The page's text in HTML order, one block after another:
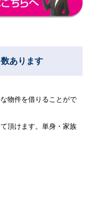
あります
物件を借りることがで
頂けます。単身・家族